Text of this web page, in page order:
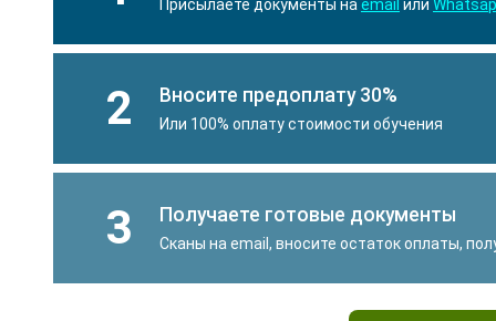
Присылаете документы на email или
2 Вносите предоплату 30%
Или 100% оплату стоимости обучения
3 Получаете готовые документы
Сканы на email, вносите остаток оплаты,